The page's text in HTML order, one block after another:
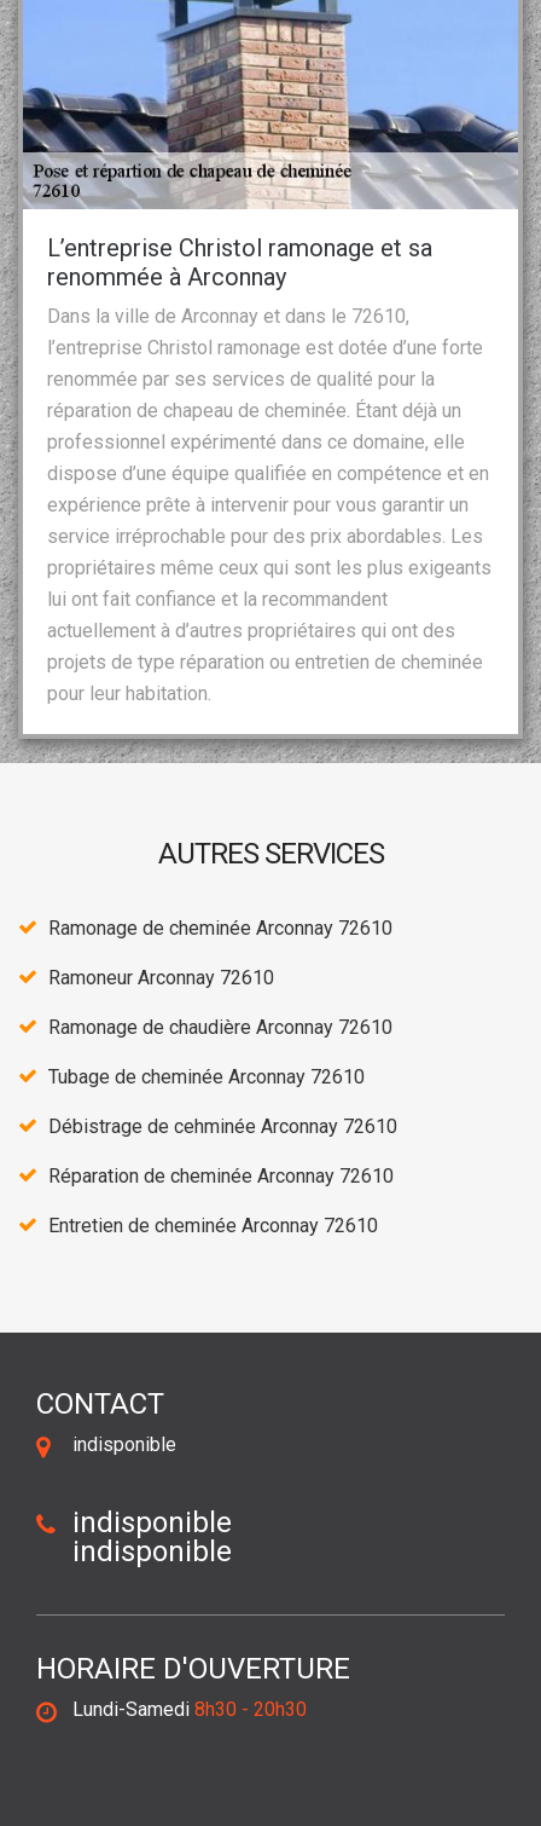
L’entreprise Christol ramonage et sa
renommée à Arconnay
Dans la ville de Arconnay et dans le 72610,
l’entreprise Christol ramonage est dotée d’une forte
renommée par ses services de qualité pour la
réparation de chapeau de cheminée. Étant déjà un
professionnel expérimenté dans ce domaine, elle
dispose d’une équipe qualifiée en compétence et en
expérience prête à intervenir pour vous garantir un
service irréprochable pour des prix abordables. Les
propriétaires même ceux qui sont les plus exigeants
lui ont fait confiance et la recommandent
actuellement à d’autres propriétaires qui ont des
projets de type réparation ou entretien de cheminée
pour leur habitation.
AUTRES SERVICES
Ramonage de cheminée Arconnay 72610
Ramoneur Arconnay 72610
Ramonage de chaudière Arconnay 72610
Tubage de cheminée Arconnay 72610
Débistrage de cehminée Arconnay 72610
Réparation de cheminée Arconnay 72610
Entretien de cheminée Arconnay 72610
CONTACT
indisponible
indisponible
indisponible
HORAIRE D'OUVERTURE
Lundi-Samedi 8h30 - 20h30